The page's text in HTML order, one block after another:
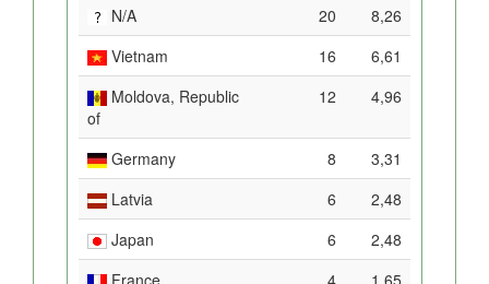
N/A
20
8,26
Vietnam
16
6,61
Moldova, Republic
of
12 4,96
Germany 8
3,31
Latvia
6
2,48
Japan
6
2,48
France
4
1,65